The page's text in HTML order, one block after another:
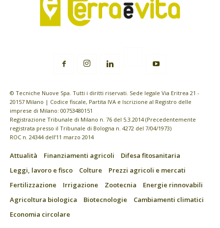
© Tecniche Nuove Spa. Tutti i diritti riservati. Sede legale Via Eritrea 21 -
20157 Milano | Codice fiscale, Partita IVA e Iscrizione al Registro delle
imprese di Milano: 00753480151
Registrazione Tribunale di Milano n. 76 del 5.3.2014 (Precedentemente
registrata presso il Tribunale di Bologna n. 4272 del 7/04/1973)
ROC n. 24344 dell’11 marzo 2014
Attualità Finanziamenti agricoli
Difesa fitosanitaria
Leggi, lavoro e fisco
Colture
Prezzi agricoli e mercati
Fertilizzazione
Irrigazione Zootecnia
Energie rinnovabili
Agricoltura biologica
Biotecnologie
Cambiamenti climatici
Economia circolare